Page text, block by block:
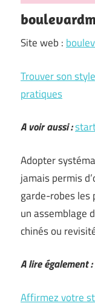
Site web :
Trouver son
pratiques
A voir aussi :
Adopter
jamais permis
garde-robes les
un assemblage
chinés ou
A lire également :
Affirmez votre